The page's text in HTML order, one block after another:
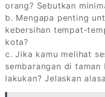
orang? Sebutkan
b. Mengapa penting
kebersihan tempat-
kota?
c. Jika kamu melihat
sembarangan di
lakukan? Jelaskan